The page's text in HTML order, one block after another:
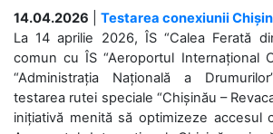
14.04.2026
Testarea conexiunii
La 14 aprilie 2026, ÎS “Calea Ferată
comun cu ÎS “Aeroportul Internațional
“Administrația Națională a
testarea rutei speciale “Chișinău –
inițiativă menită să optimizeze accesul